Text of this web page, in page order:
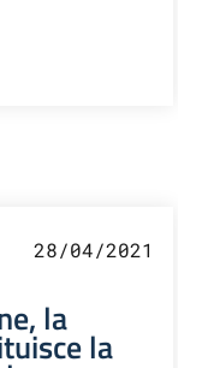
28/04/2021
la
la